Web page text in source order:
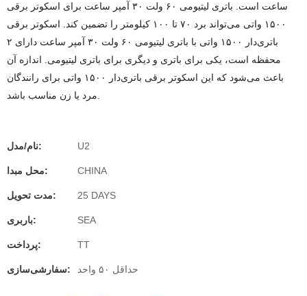
ساعت است. باتری لیتیومی ۶۰ ولت ۳۰ آمپر ساعت برای اسکوتر برقی
۱۵۰۰ واتی می‌تواند برد ۷۰ تا ۱۰۰ کیلومتر را تضمین کند. اسکوتر برقی
باتری‌دار ۱۵۰۰ واتی با باتری لیتیومی ۶۰ ولت ۳۰ آمپر ساعت دارای ۲
محفظه است، یکی برای باتری و دیگری برای باتری لیتیومی. اندازه آن
باعث می‌شود که این اسکوتر برقی باتری‌دار ۱۵۰۰ واتی برای رانندگان
نام/مدل: U2
محل مبدا: CHINA
مدت تحویل: 25 DAYS
باربری: SEA
پرداخت: TT
سفارشی‌سازی: حداقل ۵۰ واحد